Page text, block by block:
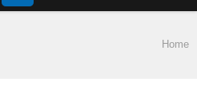
Home